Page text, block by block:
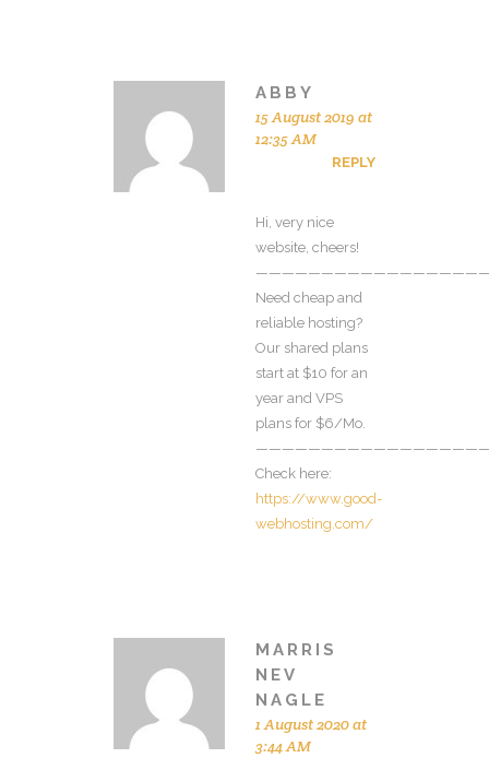
ABBY
15 August 2019 at
12:35 AM
REPLY
Hi, very nice
website, cheers!
Need cheap and
reliable hosting?
Our shared plans
start at $10 for an
year and VPS
plans for $6/Mo.
Check here:
https://www.good-
webhosting.com/
MARRIS
NEV
NAGLE
1 August 2020 at
3:44 AM